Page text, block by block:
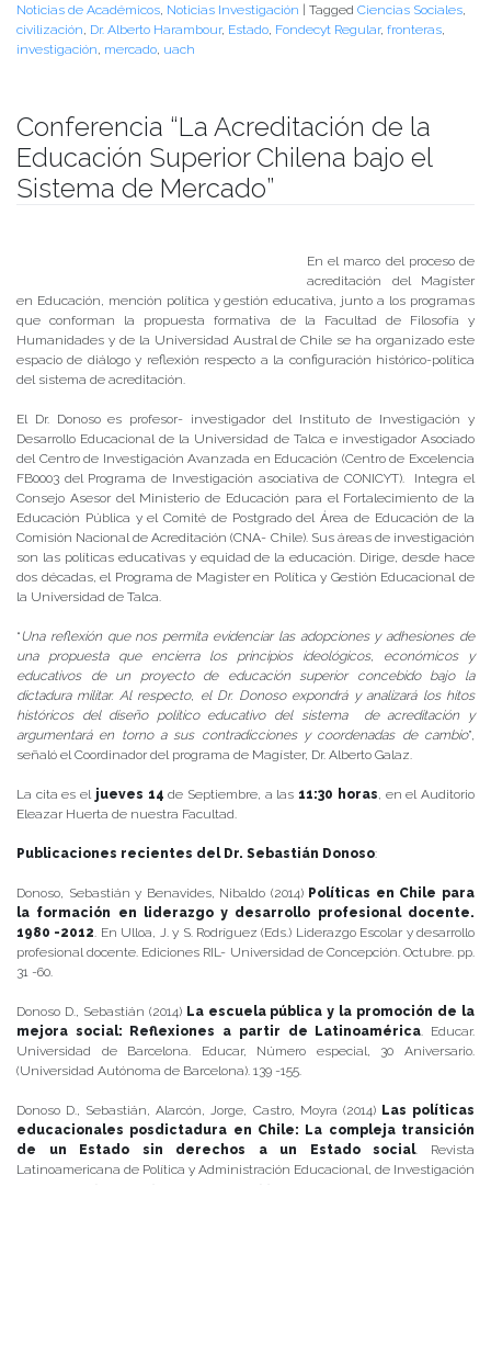
Noticias de Académicos, Noticias Investigación Tagged Ciencias Sociales,
civilización, Dr. Alberto Harambour, Estado, Fondecyt Regular, fronteras,
investigación, mercado, uach
Conferencia “La Acreditación de la
Educación Superior Chilena bajo el
Sistema de Mercado”
En el marco del proceso de
acreditación del Magíster
en Educación, mención política y gestión educativa, junto a los programas
que conforman la propuesta formativa de la Facultad de Filosofía y
Humanidades y de la Universidad Austral de Chile se ha organizado este
espacio de diálogo y reflexión respecto a la configuración histórico-política
del sistema de acreditación.
El Dr. Donoso es profesor- investigador del Instituto de Investigación y
Desarrollo Educacional de la Universidad de Talca e investigador Asociado
del Centro de Investigación Avanzada en Educación (Centro de Excelencia
FB0003 del Programa de Investigación asociativa de CONICYT). Integra el
Consejo Asesor del Ministerio de Educación para el Fortalecimiento de la
Educación Pública y el Comité de Postgrado del Área de Educación de la
Comisión Nacional de Acreditación (CNA- Chile). Sus áreas de investigación
son las políticas educativas y equidad de la educación. Dirige, desde hace
dos décadas, el Programa de Magister en Política y Gestión Educacional de
la Universidad de Talca.
“Una reflexión que nos permita evidenciar las adopciones y adhesiones de
una propuesta que encierra los principios ideológicos, económicos y
educativos de un proyecto de educación superior concebido bajo la
dictadura militar. Al respecto, el Dr. Donoso expondrá y analizará los hitos
históricos del diseño político educativo del sistema de acreditación y
argumentará en torno a sus contradicciones y coordenadas de cambio”,
señaló el Coordinador del programa de Magíster, Dr. Alberto Galaz.
La cita es eljueves 14 de Septiembre, a las 11:30 horas, en el Auditorio
Eleazar Huerta de nuestra Facultad.
Publicaciones recientes del Dr. Sebastián Donoso:
Donoso, Sebastián y Benavides, Nibaldo (2014) Políticas en Chile para
la formación en liderazgo y desarrollo profesional docente.
1980 -2012. En Ulloa, J. y S. Rodríguez (Eds.) Liderazgo Escolar y desarrollo
profesional docente. Ediciones RIL- Universidad de Concepción. Octubre. pp.
31 -60.
Donoso D., Sebastián (2014) La escuela pública y la promoción de la
mejora social: Reflexiones a partir de Latinoamérica. Educar.
Universidad de Barcelona. Educar, Número especial, 30 Aniversario.
(Universidad Autónoma de Barcelona). 139 -155.
Donoso D., Sebastián, Alarcón, Jorge, Castro, Moyra (2014) Las políticas
educacionales posdictadura en Chile: La compleja transición
de un Estado sin derechos a un Estado social. Revista
Latinoamericana de Política y Administración Educacional, de Investigación